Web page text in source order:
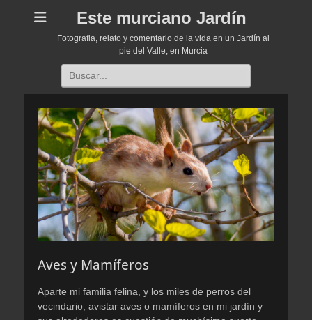
Este murciano Jardín
Fotografia, relato y comentario de la vida en un Jardín al
pie del Valle, en Murcia
Buscar:
Aves y Mamíferos
Aparte mi familia felina, y los miles de perros del
vecindario, avistar aves o mamíferos en mi jardín y